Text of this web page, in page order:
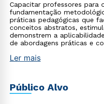
Capacitar professores para
fundamentação
práticas pedagógicas que
conceitos abstratos,
demonstrem a
de abordagens práticas e
Ler mais
Público Alvo